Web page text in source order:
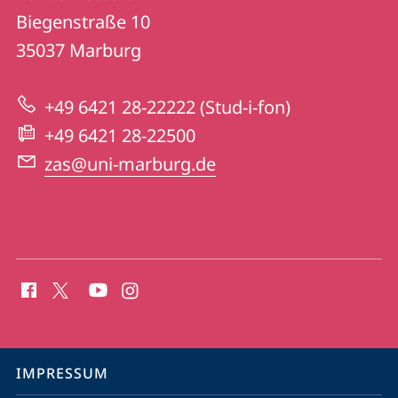
und
Informationen
zur
Website
Vor
dem
Biegenstraße 10
35037 Marburg
+49 6421 28-22222 (Stud-i-fon)
+49 6421 28-22500
zas@uni-marburg.de
Media
Service-
IMPRESSUM